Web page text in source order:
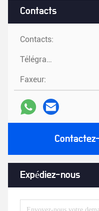
Contacts
Contacts:
Télégramme:
Faxeur:
Expédiez-nous